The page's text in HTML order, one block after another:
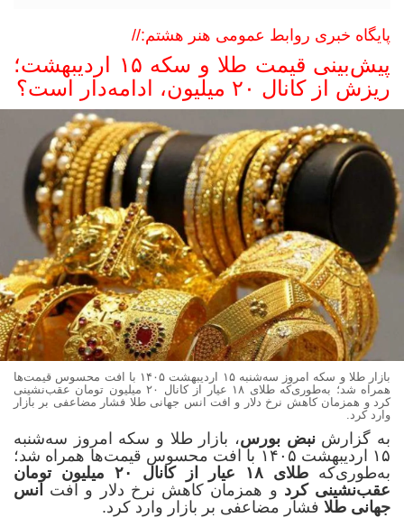
پایگاه خبری روابط عمومی هنر هشتم://
پیش‌بینی قیمت طلا و سکه ۱۵ اردیبهشت؛
ریزش از کانال ۲۰ میلیون، ادامه‌دار است؟
بازار طلا و سکه امروز سه‌شنبه ۱۵ اردیبهشت ۱۴۰۵ با افت محسوس قیمت‌ها
همراه شد؛ به‌طوری‌که طلای ۱۸ عیار از کانال ۲۰ میلیون تومان عقب‌نشینی
کرد و همزمان کاهش نرخ دلار و افت انس جهانی طلا فشار مضاعفی بر بازار
وارد کرد.
به گزارش نبض بورس، بازار طلا و سکه امروز سه‌شنبه
۱۵ اردیبهشت ۱۴۰۵ با افت محسوس قیمت‌ها همراه شد؛
به‌طوری‌که
طلای ۱۸ عیار از کانال ۲۰ میلیون تومان
عقب‌نشینی کرد و همزمان کاهش نرخ دلار و افت
انس
جهانی طلا فشار مضاعفی بر بازار وارد کرد.